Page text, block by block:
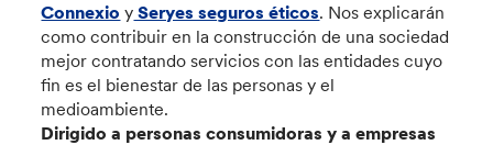
Connexio y Seryes seguros éticos. Nos explicarán
como contribuir en la construcción de una sociedad
mejor contratando servicios con las entidades cuyo
fin es el bienestar de las personas y el
medioambiente.
Dirigido a personas consumidoras y a empresas